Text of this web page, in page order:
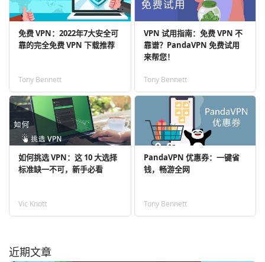
免费 VPN：2022年7大安全可
靠的完全免费 VPN 下载推荐
Tony Bennett
VPN 试用指南：免费 VPN 不
靠谱？PandaVPN 免费试用
来帮您！
Tony Bennett
如何挑选 VPN：这 10 大选择
标准缺一不可，新手必看
Vic Knott
PandaVPN 优惠券：一键省
钱，畅游全网
Tony Bennett
近期文章